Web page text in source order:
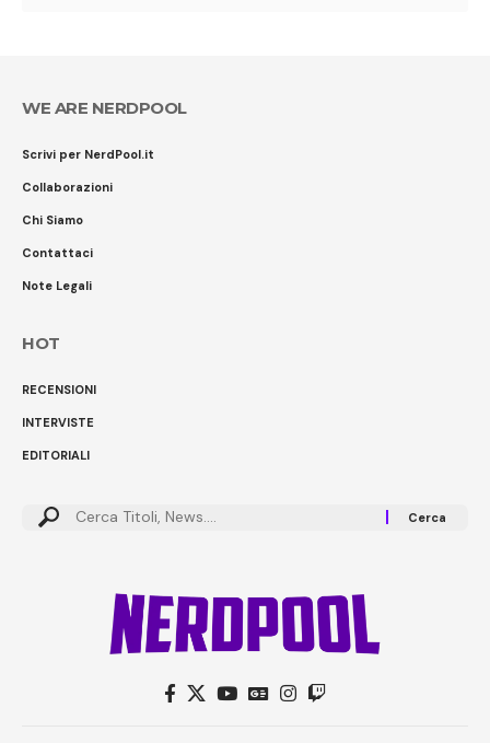
WE ARE NERDPOOL
Scrivi per NerdPool.it
Collaborazioni
Chi Siamo
Contattaci
Note Legali
HOT
RECENSIONI
INTERVISTE
EDITORIALI